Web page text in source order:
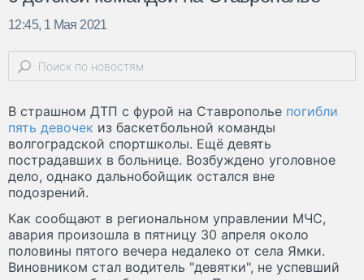
12:45, 1 Мая 2021
В страшном ДТП с фурой на Ставрополье погибли
пять девочек из баскетбольной команды
волгоградской спортшколы. Ещё девять
пострадавших в больнице. Возбуждено уголовное
дело, однако дальнобойщик остался вне
подозрений.
Как сообщают в региональном управлении МЧС,
авария произошла в пятницу 30 апреля около
половины пятого вечера недалеко от села Ямки.
Виновником стал водитель "девятки", не успевший